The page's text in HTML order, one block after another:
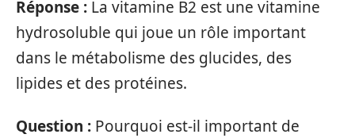
Réponse : La vitamine B2 est une vitamine
hydrosoluble qui joue un rôle important
dans le métabolisme des glucides, des
lipides et des protéines.
Question : Pourquoi est-il important de